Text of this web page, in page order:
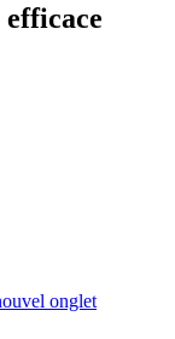
onglet